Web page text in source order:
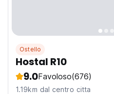
Ostello
Hostal R10
9.0Favoloso(676)
1.19km dal centro citta